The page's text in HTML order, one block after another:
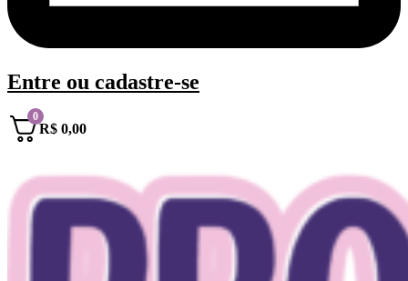
Entre ou cadastre-se
0
R$ 0,00